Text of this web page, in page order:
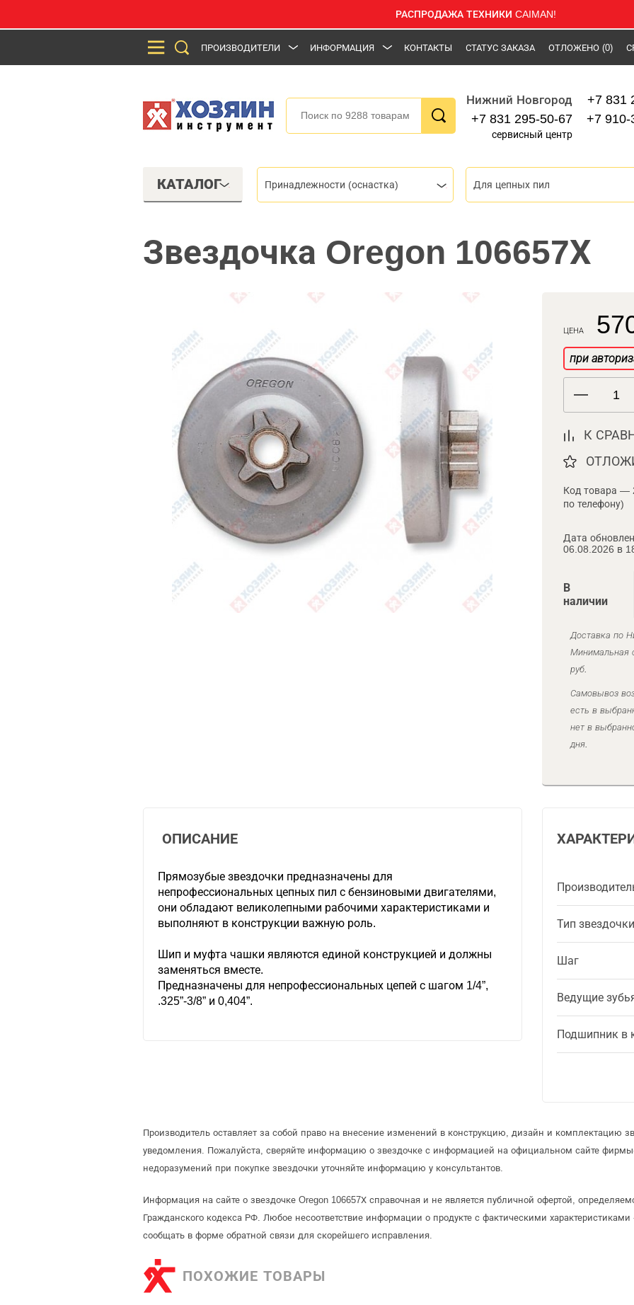
РАСПРОДАЖА ТЕХНИКИ CAIMAN!
ПРОИЗВОДИТЕЛИ ИНФОРМАЦИЯ КОНТАКТЫ СТАТУС ЗАКАЗА ОТЛОЖЕНО (0)
Нижний Новгород
+7 831 295-50-67
сервисный центр
+7 831
+7 910-
КАТАЛОГ Принадлежности (оснастка) Для цепных пил
Звездочка Oregon 106657Х
ЦЕНА
при
К
Код товара —
по телефону)
Дата
06.08.2026 в
В
наличии
Доставка по
Минимальная
руб.
Самовывоз
есть в
нет в
дня.
Тип звездочки
Шаг
Ведущие
Подшипник в
ОПИСАНИЕ
Прямозубые звездочки предназначены для
непрофессиональных цепных пил с бензиновыми двигателями,
они обладают великолепными рабочими характеристиками и
выполняют в конструкции важную роль.
Шип и муфта чашки являются единой конструкцией и должны
заменяться вместе.
Предназначены для непрофессиональных цепей с шагом 1/4”,
.325”-3/8” и 0,404”.
Производитель оставляет за собой право на внесение изменений в конструкцию, дизайн и комплектацию
уведомления. Пожалуйста, сверяйте информацию о звездочке с информацией на официальном сайте
недоразумений при покупке звездочки уточняйте информацию у консультантов.
Информация на сайте о звездочке Oregon 106657Х справочная и не является публичной офертой,
Гражданского кодекса РФ. Любое несоответствие информации о продукте с фактическими
сообщать в форме обратной связи для скорейшего исправления.
ПОХОЖИЕ ТОВАРЫ